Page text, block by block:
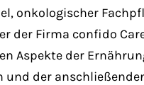
onkologischer
der Firma confido
Aspekte der
und der